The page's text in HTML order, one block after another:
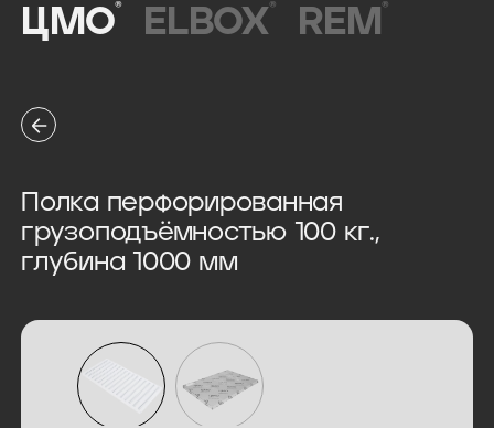
ЦМО® ELBOX® REM ®
Полка перфорированная
грузоподъёмностью 100 кг.,
глубина 1000 мм